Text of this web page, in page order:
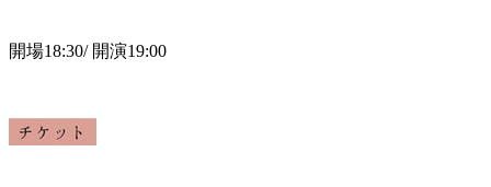
開場18:30/ 開演19:00